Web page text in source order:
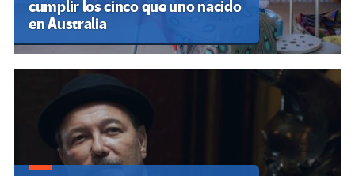
cumplir los cinco que uno nacido
en Australia